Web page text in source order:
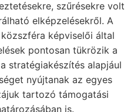
szűrésekre volt
elképzelésekről. A
képviselői által
pontosan tükrözik a
stratégiakészítés alapjául
nyújtanak az egyes
tartozó támogatási
is.